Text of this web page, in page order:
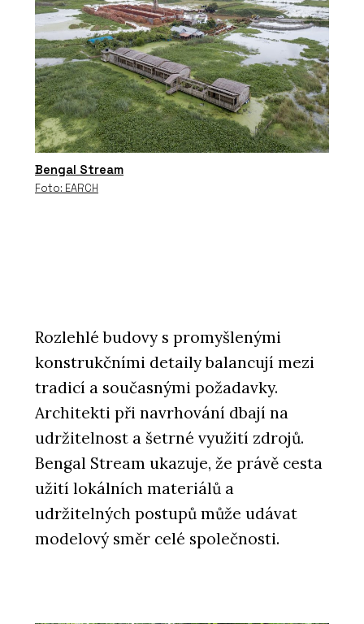
Bengal Stream
Foto: EARCH
Rozlehlé budovy s promyšlenými
konstrukčními detaily balancují mezi
tradicí a současnými požadavky.
Architekti při navrhování dbají na
udržitelnost a šetrné využití zdrojů.
Bengal Stream ukazuje, že právě cesta
užití lokálních materiálů a
udržitelných postupů může udávat
modelový směr celé společnosti.